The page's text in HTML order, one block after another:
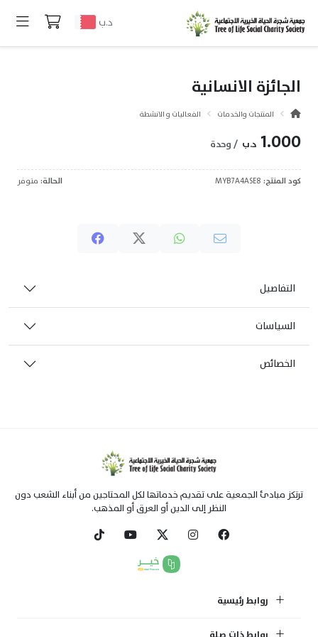
د.ب
الجائزة الانسانية
المنتجات والخدمات الفعاليات و الانشطة
1.000 د.ب / وحدة
كود المنتج: الحالة: متوفر
التفاصيل
السياسات
الخصائص
ترتكز مبادئ الجمعية على تقديم خدماتها لكل المحتاجين من أبناء الشعب دون
النظر إلى الدين أو العرق أو المذهب.
روابط رئيسية